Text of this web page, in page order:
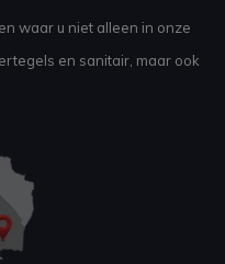
waar u niet alleen in onze
en sanitair, maar ook